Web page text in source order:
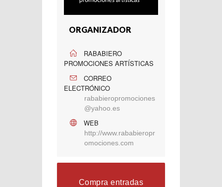
ORGANIZADOR
RABABIERO
PROMOCIONES ARTÍSTICAS
CORREO
ELECTRÓNICO
rababieropromociones
@yahoo.es
WEB
http://www.rababieropr
omociones.com
Compra entradas